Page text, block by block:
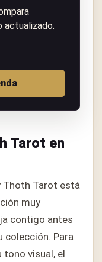
actualizado.
Tarot en
Thoth Tarot está
muy
contigo antes
colección. Para
tono visual, el